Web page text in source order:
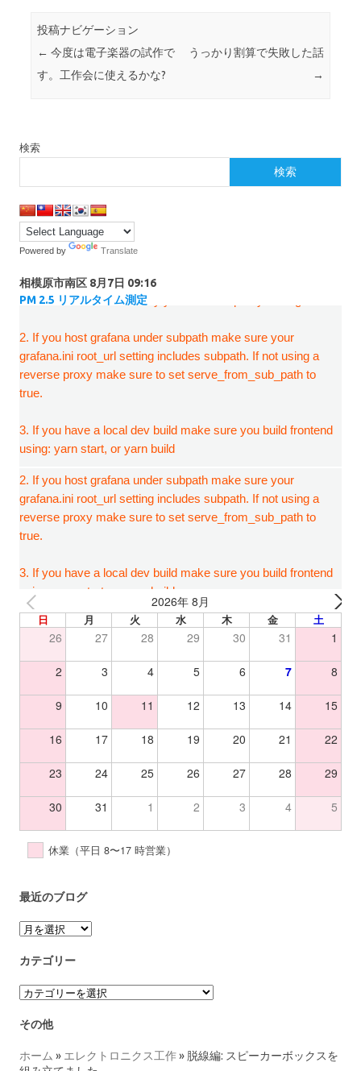
投稿ナビゲーション
← 今度は電子楽器の試作で
す。工作会に使えるかな?
うっかり割算で失敗した話
→
検索
検索
Powered by Translate
相模原市南区 8月7日 09:16
PM 2.5 リアルタイム測定
2026年 8月
日 月 火 水 木 金 土
26 27 28 29 30 31 1
2 3 4 5 6 7 8
9 10 11 12 13 14 15
16 17 18 19 20 21 22
23 24 25 26 27 28 29
30 31 1 2 3 4 5
休業（平日 8〜17 時営業）
最近のブログ
ア
カ
ブ
カテゴリー
カ
ゴ
ー
その他
ホーム » エレクトロニクス工作» 脱線編: スピーカーボックスを